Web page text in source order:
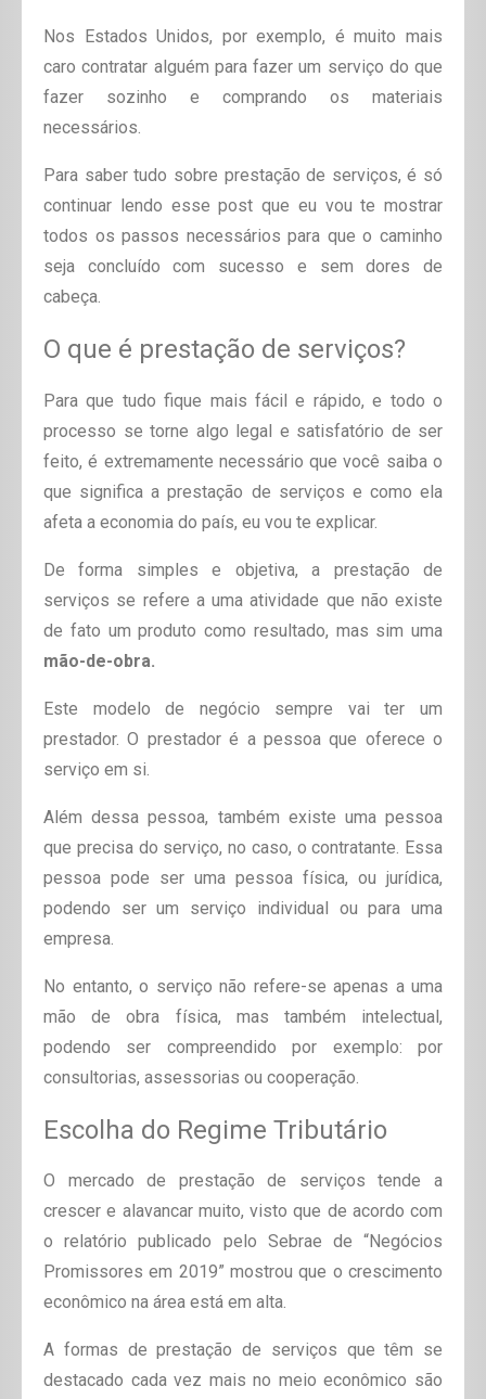
Nos Estados Unidos, por exemplo, é muito mais
caro contratar alguém para fazer um serviço do que
fazer sozinho e comprando os materiais
necessários.
Para saber tudo sobre prestação de serviços, é só
continuar lendo esse post que eu vou te mostrar
todos os passos necessários para que o caminho
seja concluído com sucesso e sem dores de
cabeça.
O que é prestação de serviços?
Para que tudo fique mais fácil e rápido, e todo o
processo se torne algo legal e satisfatório de ser
feito, é extremamente necessário que você saiba o
que significa a prestação de serviços e como ela
afeta a economia do país, eu vou te explicar.
De forma simples e objetiva, a prestação de
serviços se refere a uma atividade que não existe
de fato um produto como resultado, mas sim uma
mão-de-obra.
Este modelo de negócio sempre vai ter um
prestador. O prestador é a pessoa que oferece o
serviço em si.
Além dessa pessoa, também existe uma pessoa
que precisa do serviço, no caso, o contratante. Essa
pessoa pode ser uma pessoa física, ou jurídica,
podendo ser um serviço individual ou para uma
empresa.
No entanto, o serviço não refere-se apenas a uma
mão de obra física, mas também intelectual,
podendo ser compreendido por exemplo: por
consultorias, assessorias ou cooperação.
Escolha do Regime Tributário
O mercado de prestação de serviços tende a
crescer e alavancar muito, visto que de acordo com
o relatório publicado pelo Sebrae de “Negócios
Promissores em 2019” mostrou que o crescimento
econômico na área está em alta.
A formas de prestação de serviços que têm se
destacado cada vez mais no meio econômico são